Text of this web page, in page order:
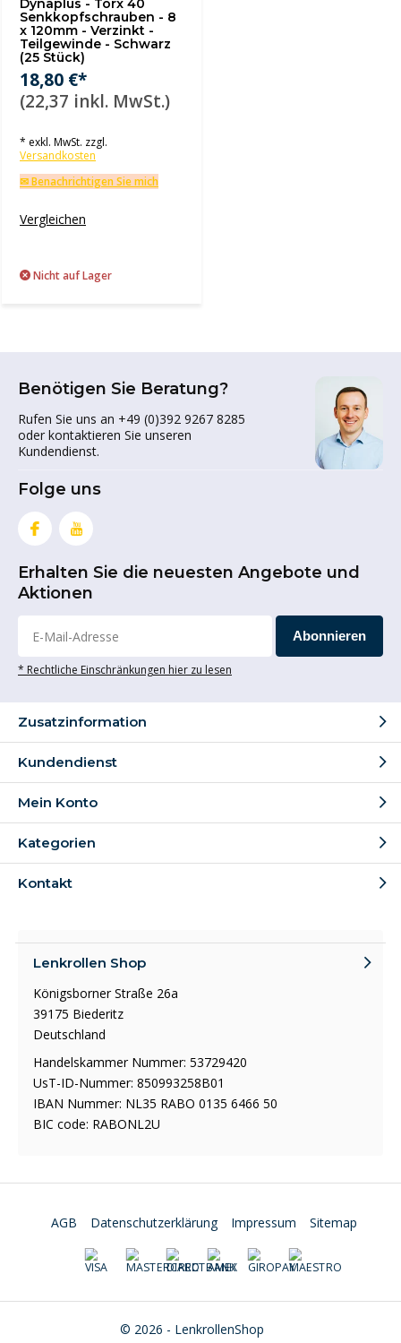
Dynaplus - Torx 40
Senkkopfschrauben - 8
x 120mm - Verzinkt -
Teilgewinde - Schwarz
(25 Stück)
18,80 €*
(22,37 inkl. MwSt.)
* exkl. MwSt. zzgl.
Versandkosten
✉ Benachrichtigen Sie mich
Vergleichen
Nicht auf Lager
Benötigen Sie Beratung?
Rufen Sie uns an +49 (0)392 9267 8285
oder kontaktieren Sie unseren
Kundendienst.
Folge uns
Erhalten Sie die neuesten Angebote und
Aktionen
Abonnieren
* Rechtliche Einschränkungen hier zu lesen
Zusatzinformation
Kundendienst
Mein Konto
Kategorien
Kontakt
Lenkrollen Shop
Königsborner Straße 26a
39175 Biederitz
Deutschland
Handelskammer Nummer: 53729420
UsT-ID-Nummer: 850993258B01
IBAN Nummer: NL35 RABO 0135 6466 50
BIC code: RABONL2U
© 2026 - LenkrollenShop
AGB Datenschutzerklärung Impressum Sitemap